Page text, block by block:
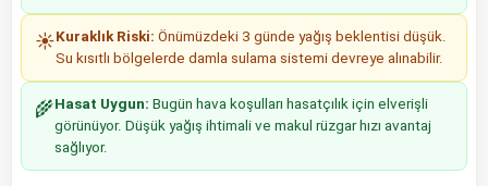
☀️Kuraklık Riski: Önümüzdeki 3 günde yağış beklentisi düşük.
Su kısıtlı bölgelerde damla sulama sistemi devreye alınabilir.
🌾Hasat Uygun: Bugün hava koşulları hasatçılık için elverişli
görünüyor. Düşük yağış ihtimali ve makul rüzgar hızı avantaj
sağlıyor.